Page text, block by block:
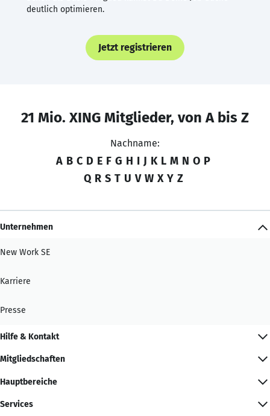
deutlich optimieren.
Jetzt registrieren
21 Mio. XING Mitglieder, von A bis Z
Nachname:
A B C D E F G H I J K L M N O P
Q R S T U V W X Y Z
Unternehmen
New Work SE
Karriere
Presse
Hilfe & Kontakt
Mitgliedschaften
Hauptbereiche
Services